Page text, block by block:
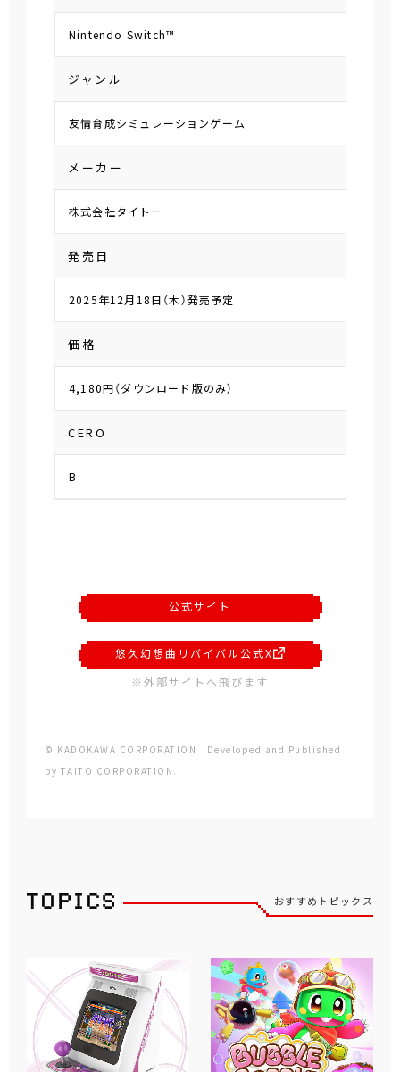
Nintendo Switch™
ジャンル
友情育成シミュレーションゲーム
メーカー
株式会社タイトー
発売日
2025年12月18日（木）発売予定
価格
4,180円（ダウンロード版のみ）
CERO
B
公式サイト
悠久幻想曲リバイバル公式X
※外部サイトへ飛びます
© KADOKAWA CORPORATION Developed and Published
by TAITO CORPORATION.
おすすめトピックス